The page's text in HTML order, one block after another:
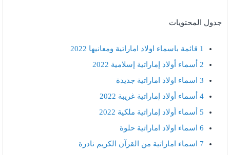
جدول المحتويات
1 قائمة باسماء اولاد اماراتية ومعانيها 2022
2 أسماء أولاد إماراتية إسلامية 2022
3 اسماء اولاد اماراتية جديدة
4 أسماء أولاد إماراتية غريبة 2022
5 أسماء أولاد إماراتية ملكية 2022
6 اسماء اولاد اماراتية حلوة
7 اسماء اماراتية من القرآن الكريم نادرة